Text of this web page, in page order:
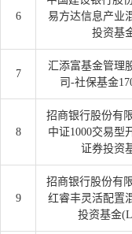
6
易方达信息产业
投资基
7
汇添富基金管理
司-社保基金
8
招商银行股份有
中证1000交易型
证券投资
9
招商银行股份有
红睿丰灵活配置
投资基金